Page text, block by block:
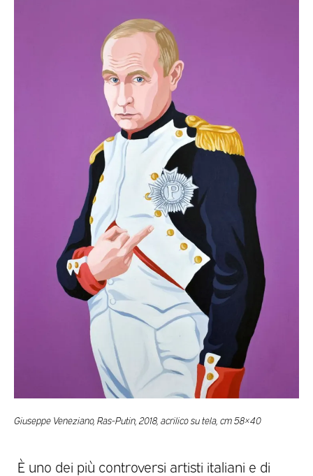
Giuseppe Veneziano, Ras-Putin, 2018, acrilico su tela, cm 58×40
È uno dei più controversi artisti italiani e di